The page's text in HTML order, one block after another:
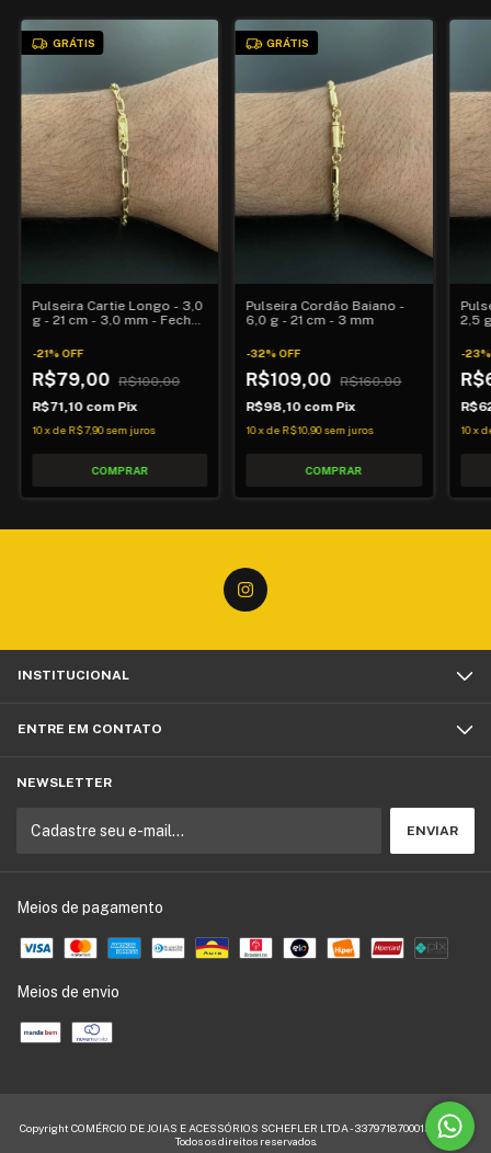
GRÁTIS
Pulseira Cartie Longo - 3,0
g - 21 cm - 3,0 mm - Fecho
-21%OFF
R$79,00 R$100,00
R$71,10 com Pix
10xdeR$7,90 sem juros
GRÁTIS
Pulseira Cordão Baiano -
6,0 g - 21 cm - 3 mm
-32%OFF
R$109,00
R$160,00
R$98,10 com Pix
10xdeR$10,90 sem juros
2,5
-23
10x
INSTITUCIONAL
ENTRE EM CONTATO
NEWSLETTER
Meios de pagamento
Meios de envio
Copyright COMÉRCIO DE JOIAS E ACESSÓRIOS SCHEFLER LTDA - 33797187000155 - 2026.
Todos os direitos reservados.